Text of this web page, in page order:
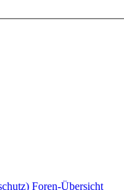
Foren-Übersicht